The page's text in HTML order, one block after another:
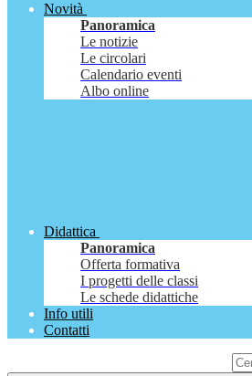
Novità
Panoramica
Le notizie
Le circolari
Calendario eventi
Albo online
Didattica
Panoramica
Offerta formativa
I progetti delle classi
Le schede didattiche
Info utili
Contatti